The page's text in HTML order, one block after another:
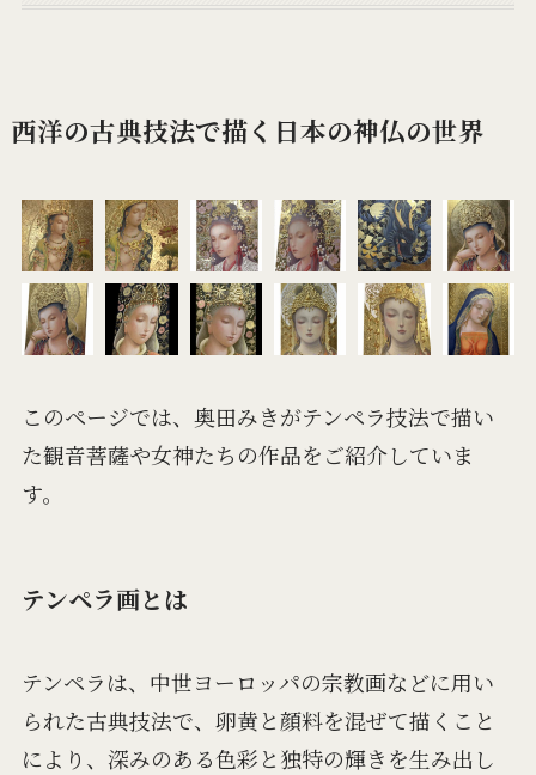
西洋の古典技法で描く日本の神仏の世界
このページでは、奥田みきがテンペラ技法で描い
た観音菩薩や女神たちの作品をご紹介していま
す。
テンペラ画とは
テンペラは、中世ヨーロッパの宗教画などに用い
られた古典技法で、卵黄と顔料を混ぜて描くこと
により、深みのある色彩と独特の輝きを生み出し